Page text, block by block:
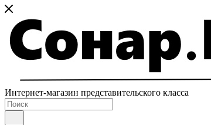
Интернет-магазин представительского класса